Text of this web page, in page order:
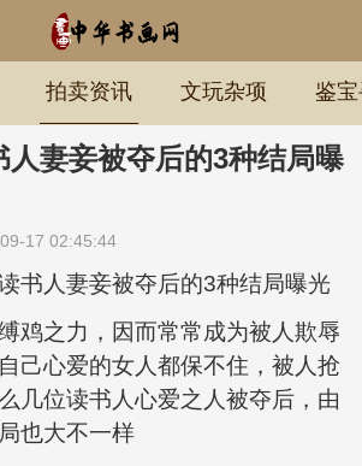
拍卖资讯 文玩杂项 鉴
人妻妾被夺后的3种结局曝
17 02:45:44
人妻妾被夺后的3种结局曝光
之力，因而常常成为被人欺辱
己心爱的女人都保不住，被人抢
几位读书人心爱之人被夺后，由
也大不一样